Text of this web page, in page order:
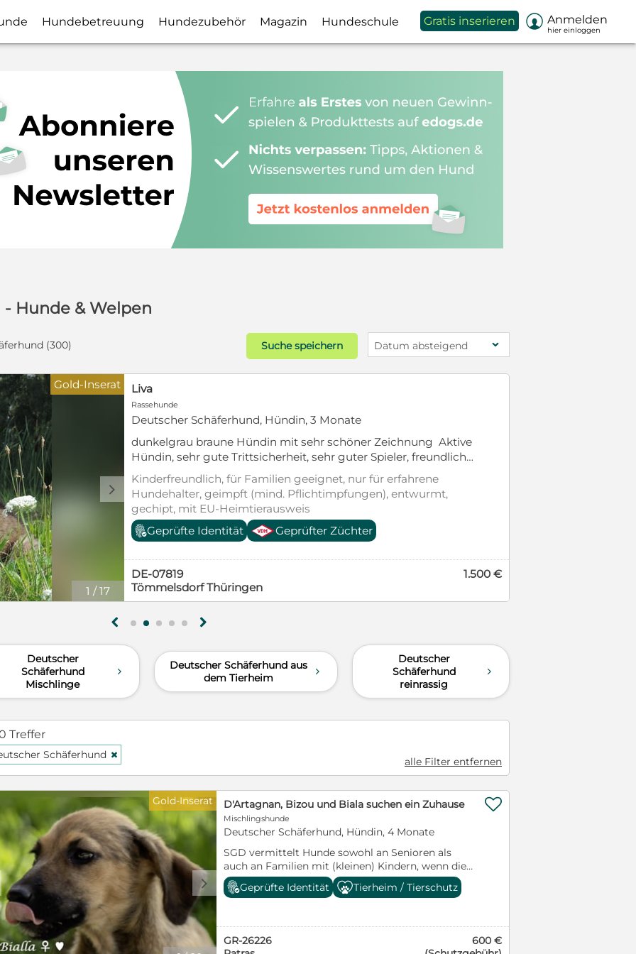
Hundebetreuung Hundezubehör Magazin Hundeschule Gratis inserieren  Anmelden
hier einloggen
Hunde & Welpen
(300) Suche speichern Datum absteigend
1 /17
d
Gold-Inserat Liva
Rassehunde
Deutscher Schäferhund, Hündin, 3 Monate
dunkelgrau braune Hündin mit sehr schöner Zeichnung Aktive
Hündin, sehr gute Trittsicherheit, sehr guter Spieler, freundlich
und aufgeschlossen.
Kinderfreundlich, für Familien geeignet, nur für erfahrene
Hundehalter, geimpft (mind. Pflichtimpfungen), entwurmt,
gechipt, mit EU-Heimtierausweis
Geprüfte Identität
Geprüfter Züchter
DE-07819
Tömmelsdorf Thüringen
1.500 €
g h
Deutscher
Schäferhund
Mischlinge
d
Deutscher Schäferhund aus
dem Tierheim
d
Deutscher
Schäferhund
reinrassig
d
Treffer
Schäferhund H
alle Filter entfernen
d
Gold-Inserat D'Artagnan, Bizou und Biala suchen ein Zuhause
Mischlingshunde
Deutscher Schäferhund, Hündin, 4 Monate
SGD vermittelt Hunde sowohl an Senioren als
auch an Familien mit (kleinen) Kindern, wenn die
Rahmenbedingungen passen. Vermittlung in die
Schweiz und nach Österreich Nicht nur für
wer den Hund zuverlässig versorgt, falls
Unterstützung nötig wird oder ein Ausfall

Geprüfte Identität Tierheim / Tierschutz
GR-26226
600 €